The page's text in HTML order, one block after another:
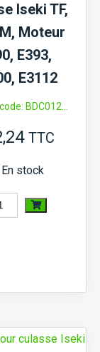
Iseki TF,
Moteur
E393,
E3112
BDC012...
TTC
En stock